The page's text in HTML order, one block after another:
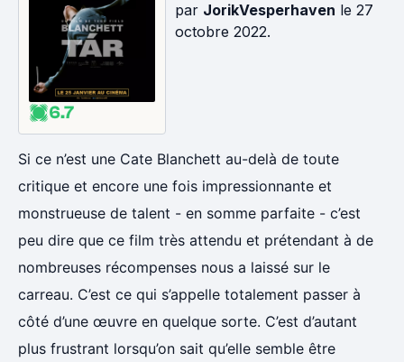
6.7
par JorikVesperhaven le 27
octobre 2022.
Si ce n’est une Cate Blanchett au-delà de toute
critique et encore une fois impressionnante et
monstrueuse de talent - en somme parfaite - c’est
peu dire que ce film très attendu et prétendant à de
nombreuses récompenses nous a laissé sur le
carreau. C’est ce qui s’appelle totalement passer à
côté d’une œuvre en quelque sorte. C’est d’autant
plus frustrant lorsqu’on sait qu’elle semble être